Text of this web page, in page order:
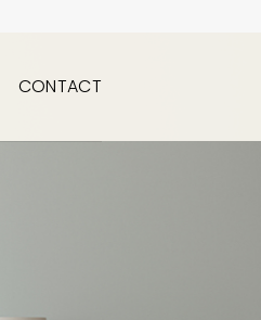
CONTACT